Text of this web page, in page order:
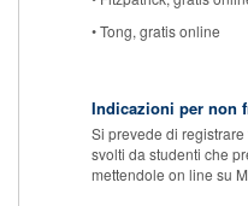
• Tong, gratis online
Indicazioni per non
Si prevede di
svolti da studenti che
mettendole on line su